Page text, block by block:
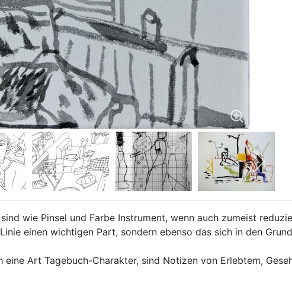
wie Pinsel und Farbe Instrument, wenn auch zumeist
einen wichtigen Part, sondern ebenso das sich in den
eine Art Tagebuch-Charakter, sind Notizen von Erlebtem,